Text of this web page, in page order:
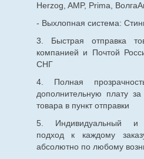
Herzog, AMP, Prima,
- Выхлопная система:
3. Быстрая отправка
компанией и Почтой
СНГ
4. Полная
дополнительную плату за
товара в пункт отправки
5. Индивидуальный и
подход к каждому
абсолютно по любому